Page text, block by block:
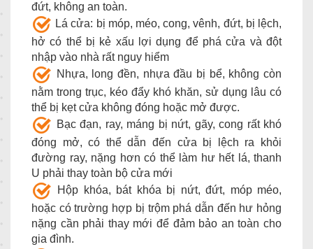
đứt, không an toàn.
Lá cửa: bị móp, méo, cong, vênh, đứt, bị lệch,
hở có thể bị kẻ xấu lợi dụng để phá cửa và đột
nhập vào nhà rất nguy hiểm
Nhựa, long đền, nhựa đầu bị bể, không còn
nằm trong trục, kéo đẩy khó khăn, sử dụng lâu có
thể bị kẹt cửa không đóng hoặc mở được.
Bạc đạn, ray, máng bị nứt, gãy, cong rất khó
đóng mở, có thể dẫn đến cửa bị lệch ra khỏi
đường ray, nặng hơn có thể làm hư hết lá, thanh
U phải thay toàn bộ cửa mới
Hộp khóa, bát khóa bị nứt, đứt, móp méo,
hoặc có trường hợp bị trộm phá dẫn đến hư hỏng
nặng cần phải thay mới để đảm bảo an toàn cho
gia đình.